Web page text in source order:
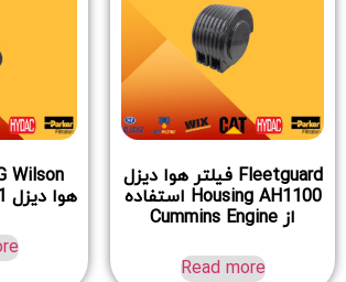
Fleetguard فیلتر هوا دیزل
Housing AH1100 استفاده
از Cummins Engine
Read more
هوا دیزل 901-048 901048